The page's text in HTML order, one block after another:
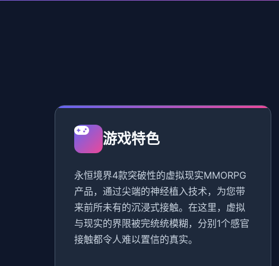
游戏特色
永恒境界4款突破性的虚拟现实MMORPG
产品，通过尖端的神经植入技术，为您带
来前所未有的沉浸式接触。在这里，虚拟
与现实的界限被完统统模糊，分别1个感官
接触都令人难以置信的真实。